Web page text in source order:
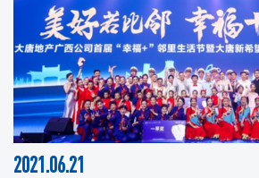
2021.06.21